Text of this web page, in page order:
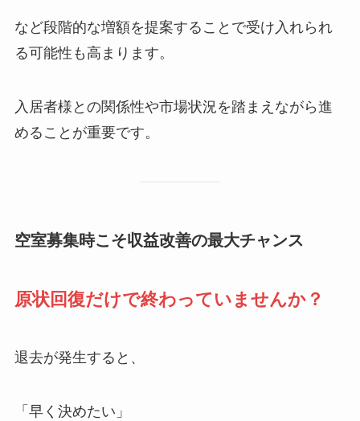
など段階的な増額を提案することで受け入れられ
る可能性も高まります。
入居者様との関係性や市場状況を踏まえながら進
めることが重要です。
空室募集時こそ収益改善の最大チャンス
原状回復だけで終わっていませんか？
退去が発生すると、
「早く決めたい」